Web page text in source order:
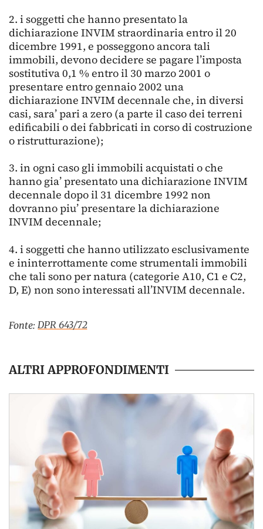
2. i soggetti che hanno presentato la
dichiarazione INVIM straordinaria entro il 20
dicembre 1991, e posseggono ancora tali
immobili, devono decidere se pagare l’imposta
sostitutiva 0,1 % entro il 30 marzo 2001 o
presentare entro gennaio 2002 una
dichiarazione INVIM decennale che, in diversi
casi, sara’ pari a zero (a parte il caso dei terreni
edificabili o dei fabbricati in corso di costruzione
o ristrutturazione);
3. in ogni caso gli immobili acquistati o che
hanno gia’ presentato una dichiarazione INVIM
decennale dopo il 31 dicembre 1992 non
dovranno piu’ presentare la dichiarazione
INVIM decennale;
4. i soggetti che hanno utilizzato esclusivamente
e ininterrottamente come strumentali immobili
che tali sono per natura (categorie A10, C1 e C2,
D, E) non sono interessati all’INVIM decennale.
Fonte: DPR 643/72
ALTRI APPROFONDIMENTI